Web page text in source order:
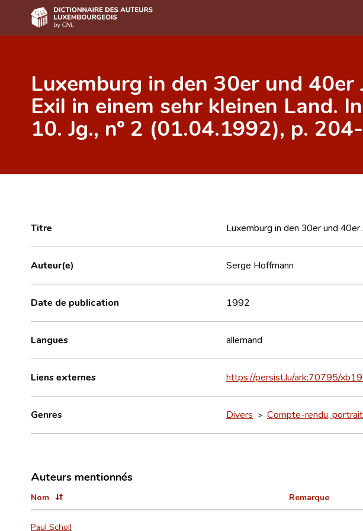
Auteur(e)s A-Z
Recherche avancée
Foire aux questions
Équipe scientifique
Luxemburg in den 30er und 40er
Exil in einem sehr kleinen Land.
10. Jg., nº 2 (01.04.1992), p.
Titre Luxemburg in den 30er und
Auteur(e) Serge Hoffmann
Date de publication 1992
Langues allemand
Liens externes https://persist.lu/ark:70795/
Genres Divers > Compte-rendu,
Auteurs mentionnés
Nom Remarque
Paul Scholl